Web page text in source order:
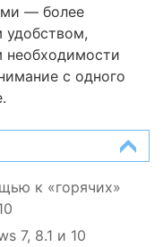
— более
необходимости
с одного
к «горячих»
7, 8.1 и 10